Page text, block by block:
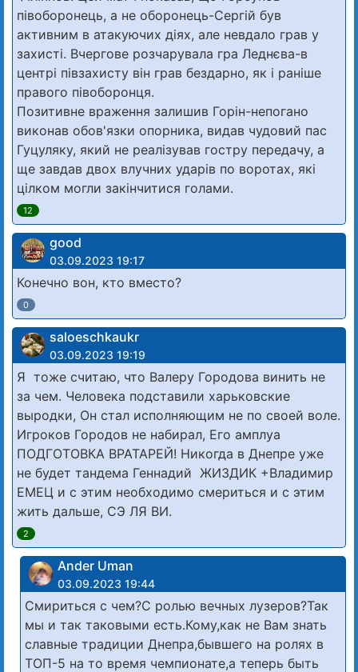
півоборонець, а не оборонець-Сергій був
активним в атакуючих діях, але невдало грав у
захисті. Вчергове розчарувала гра Леднєва-в
центрі півзахисту він грав бездарно, як і раніше
правого півоборонця.
Позитивне враження залишив Горін-непогано
виконав обов'язки опорника, видав чудовий пас
Гуцуляку, який не реалізував гостру передачу, а
ще завдав двох влучних ударів по воротах, які
цілком могли закінчитися голами.
12
good
03.09.2023 19:17
Конечно вон, кто вместо?
0
saloeschkaukr
03.09.2023 19:19
Я тоже считаю, что Валеру Городова винить не
за чем. Человека подставили харьковские
выродки, Он стал исполняющим не по своей воле.
Игроков Городов не набирал, Его амплуа
ПОДГОТОВКА ВРАТАРЕЙ! Никогда в Днепре уже
не будет тандема Геннадий ЖИЗДИК +Владимир
ЕМЕЦ и с этим необходимо смериться и с этим
жить дальше, СЭ ЛЯ ВИ.
2
Ander Uman
03.09.2023 19:44
Смириться с чем?С ролью вечных лузеров?Так
мы и так таковыми есть.Кому,как не Вам знать
славные традиции Днепра,бывшего на ролях в
ТОП-5 на то время чемпионате,а теперь быть